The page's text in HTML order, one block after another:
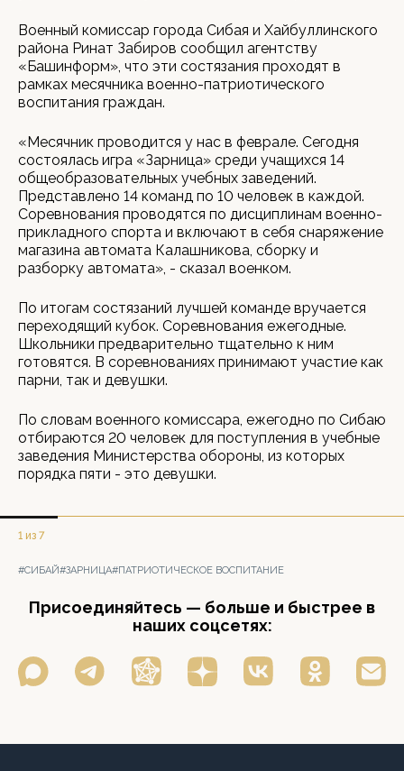
Военный комиссар города Сибая и Хайбуллинского
района Ринат Забиров сообщил агентству
«Башинформ», что эти состязания проходят в
рамках месячника военно-патриотического
воспитания граждан.
«Месячник проводится у нас в феврале. Сегодня
состоялась игра «Зарница» среди учащихся 14
общеобразовательных учебных заведений.
Представлено 14 команд по 10 человек в каждой.
Соревнования проводятся по дисциплинам военно-
прикладного спорта и включают в себя снаряжение
магазина автомата Калашникова, сборку и
разборку автомата», - сказал военком.
По итогам состязаний лучшей команде вручается
переходящий кубок. Соревнования ежегодные.
Школьники предварительно тщательно к ним
готовятся. В соревнованиях принимают участие как
парни, так и девушки.
По словам военного комиссара, ежегодно по Сибаю
отбираются 20 человек для поступления в учебные
заведения Министерства обороны, из которых
порядка пяти - это девушки.
1 из 7
#СИБАЙ#ЗАРНИЦА#ПАТРИОТИЧЕСКОЕ ВОСПИТАНИЕ
Присоединяйтесь — больше и быстрее в
наших соцсетях: